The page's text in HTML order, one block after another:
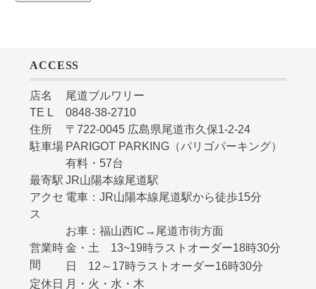
ACCESS
店名
尾道ブルワリー
TE L
0848-38-2710
住所
〒722-0045 広島県尾道市久保1-2-24
駐車場 PARIGOT PARKING（パリゴパーキング）
有料・57台
最寄駅 JR山陽本線尾道駅
アクセ
ス
電車：JR山陽本線尾道駅から徒歩15分
お車：福山西IC→尾道市街方面
営業時
間
金・土 13~19時ラストオーダー18時30分
日 12～17時ラストオーダー16時30分
定休日 月・火・水・木